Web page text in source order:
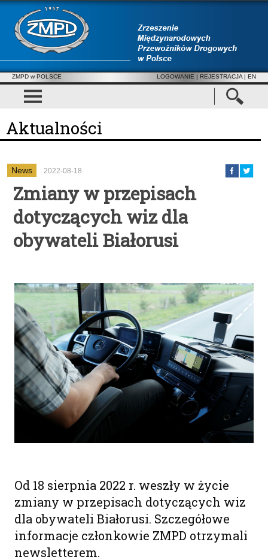
ZMPD w POLSCE LOGOWANIE | REJESTRACJA | EN
Aktualności
News 2022-08-18
Zmiany w przepisach
dotyczących wiz dla
obywateli Białorusi
Od 18 sierpnia 2022 r. weszły w życie
zmiany w przepisach dotyczących wiz
dla obywateli Białorusi. Szczegółowe
informacje członkowie ZMPD otrzymali
newsletterem.